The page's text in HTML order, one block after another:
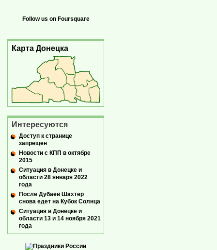
Follow us on Foursquare
Карта Донецка
Интересуются
Доступ к странице
запрещён
Новости с КПП в октябре
2015
Ситуация в Донецке и
области 28 января 2022
года
После Дубаев Шахтёр
снова едет на Кубок Солнца
Ситуация в Донецке и
области 13 и 14 ноября 2021
года